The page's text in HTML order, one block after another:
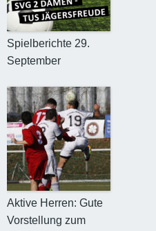
Spielberichte 29.
September
Aktive Herren: Gute
Vorstellung zum